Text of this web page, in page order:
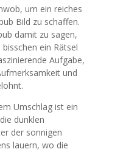
um ein reiches
Bild zu schaffen.
damit zu sagen,
ein Rätsel
Aufgabe,
und
Umschlag ist ein
dunklen
der sonnigen
lauern, wo die